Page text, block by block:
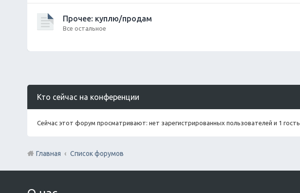
Прочее: куплю/продам
Все остальное
Кто сейчас на конференции
Сейчас этот форум просматривают: нет зарегистрированных пользователей и 1 гость
Главная Список форумов